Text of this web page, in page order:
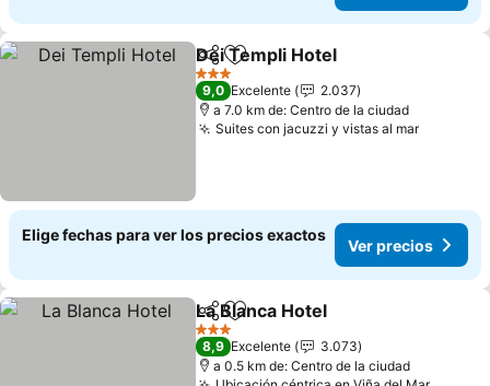
CompartirAgregar a favoritos
Dei Templi Hotel
3 Estrellas
9,0 Excelente
2.037
a 7.0 km de: Centro de la ciudad
Suites con jacuzzi y vistas al marVer
Elige fechas para ver los precios exactos
Ver precios
CompartirAgregar a favoritos
La Blanca Hotel
3 Estrellas
8,9 Excelente
3.073
a 0.5 km de: Centro de la ciudad